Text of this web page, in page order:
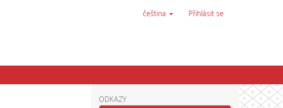
čeština Přihlásit se
ODKAZY